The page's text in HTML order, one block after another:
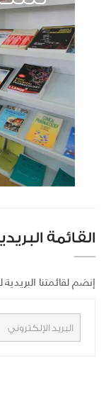
القائمة
إنضم لقائمتنا